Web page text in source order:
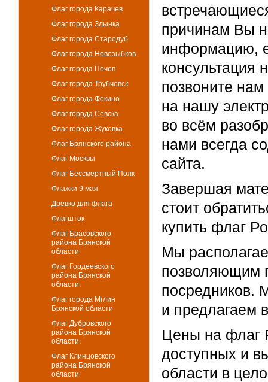
Флаг города Карачев
Флаг города Злынка
Флаг города Стародуб
Флаг города Новозыбков
Флаг города Почеп
Флаг города Трубчевск
Флаг города Фокино
Флаг города Севска
Флаг города Жуковка
Флаг Брянского района
Флаг Москвы
Флаг Бессмертный Полк
Флажки 9 мая
Древко для флага
Флагшток
Флаг Брасовского
района Брянской
области
Флаг Гордеевского
района Брянской
области.
Флаг города Мглин
Брянской области
Флаг Дубровского
района Брянской
области.
Флаг Клинцовского
района Брянской
области
причинам Вы
информацию,
консультация
позвоните
на нашу
во всём
нами всегда
сайта.
Завершая
стоит
купить флаг
Мы
позволяющим
посредников.
и предлагаем
Цены на флаг
доступных и
области в